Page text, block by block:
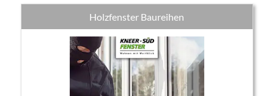
Holzfenster Baureihen